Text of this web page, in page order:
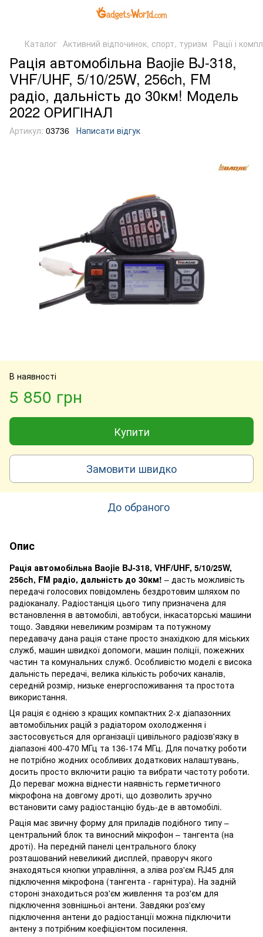
Каталог Активний відпочинок, спорт, туризм Рації і
Рація автомобільна Baojie BJ-318,
VHF/UHF, 5/10/25W, 256ch, FM
радіо, дальність до 30км! Модель
2022 ОРИГІНАЛ
Артикул: 03736 Написати відгук
В наявності
5 850 грн
Купити
Замовити швидко
До обраного
Опис
Рація автомобільна Baojie BJ-318, VHF/UHF, 5/10/25W,
256ch, FM радіо, дальність до 30км! – дасть можливість
передачі голосових повідомлень бездротовим шляхом по
радіоканалу. Радіостанція цього типу призначена для
встановлення в автомобілі, автобуси, інкасаторські машини
тощо. Завдяки невеликим розмірам та потужному
передавачу дана рація стане просто знахідкою для міських
служб, машин швидкої допомоги, машин поліції, пожежних
частин та комунальних служб. Особливістю моделі є висока
дальність передачі, велика кількість робочих каналів,
середній розмір, низьке енергоспоживання та простота
використання.
Ця рація є однією з кращих компактних 2-х діапазонних
автомобільних рацій з радіатором охолодження і
застосовується для організації цивільного радіозв'язку в
діапазоні 400-470 МГц та 136-174 МГц. Для початку роботи
не потрібно жодних особливих додаткових налаштувань,
досить просто включити рацію та вибрати частоту роботи.
До переваг можна віднести наявність герметичного
мікрофона на довгому дроті, що дозволить зручно
встановити саму радіостанцію будь-де в автомобілі.
Рація має звичну форму для приладів подібного типу –
центральний блок та виносний мікрофон – тангента (на
дроті). На передній панелі центрального блоку
розташований невеликий дисплей, праворуч якого
знаходяться кнопки управління, а зліва роз'єм RJ45 для
підключення мікрофона (тангента - гарнітура). На задній
стороні знаходиться роз'єм живлення та роз'єм для
підключення зовнішньої антени. Завдяки роз'єму
підключення антени до радіостанції можна підключити
антену з потрібним коефіцієнтом посилення.